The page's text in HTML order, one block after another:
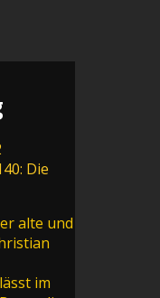
Die
alte und
im